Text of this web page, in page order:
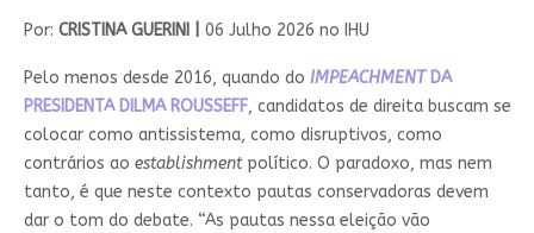
Por: CRISTINA GUERINI | 06 Julho 2026 no IHU
Pelo menos desde 2016, quando do IMPEACHMENTDA
PRESIDENTA DILMA ROUSSEFF, candidatos de direita buscam se
colocar como antissistema, como disruptivos, como
contrários ao establishmentpolítico. O paradoxo, mas nem
tanto, é que neste contexto pautas conservadoras devem
dar o tom do debate. “As pautas nessa eleição vão